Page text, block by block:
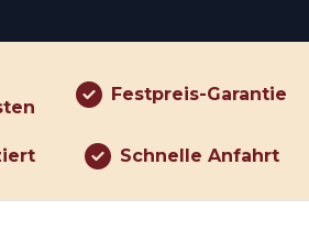
Festpreis-Garantie
Schnelle Anfahrt